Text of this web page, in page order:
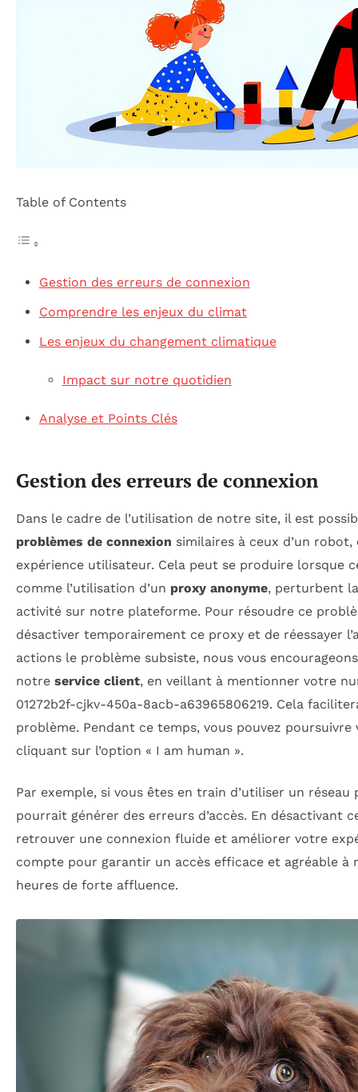
Table of Contents
Gestion des erreurs de connexion
Comprendre les enjeux du climat
Les enjeux du changement climatique
Impact sur notre quotidien
Analyse et Points Clés
Gestion des erreurs de connexion
Dans le cadre de l’utilisation de notre site, il est
problèmes de connexion similaires à ceux d’un
expérience utilisateur. Cela peut se produire lorsque
comme l’utilisation d’un proxy anonyme, perturbent
activité sur notre plateforme. Pour résoudre ce
désactiver temporairement ce proxy et de réessayer
actions le problème subsiste, nous vous
notre service client, en veillant à mentionner votre
01272b2f-cjkv-450a-8acb-a63965806219. Cela
problème. Pendant ce temps, vous pouvez
cliquant sur l’option « I am human ».
Par exemple, si vous êtes en train d’utiliser un réseau
pourrait générer des erreurs d’accès. En désactivant
retrouver une connexion fluide et améliorer votre
compte pour garantir un accès efficace et agréable
heures de forte affluence.